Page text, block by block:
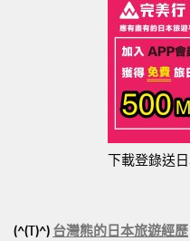
下載登錄送
(^(T)^) 台灣熊的日本旅遊經歷